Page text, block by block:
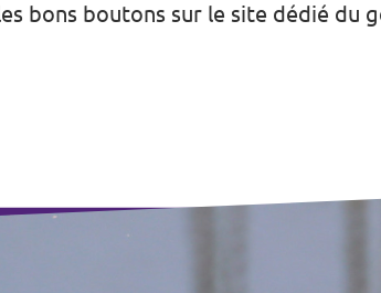
bons boutons sur le site dédié du